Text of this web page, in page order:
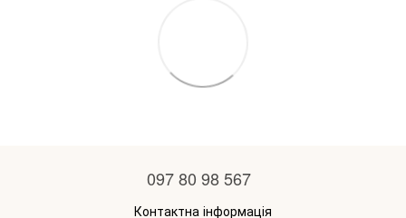
097 80 98 567
Контактна інформація